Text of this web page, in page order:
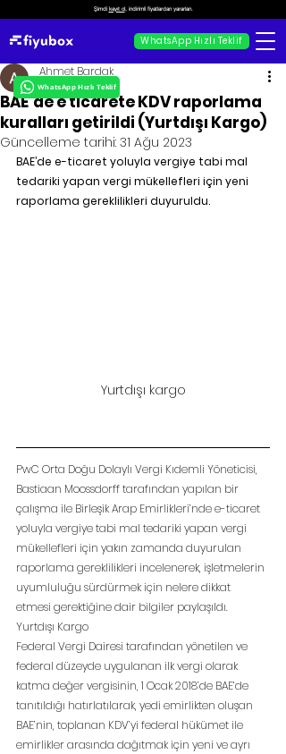
Şimdi kayıt ol, indirimli fiyatlardan yararlan.
WhatsApp Hızlı Teklif
BAE’de e ticarete KDV raporlama
kuralları getirildi (Yurtdışı Kargo)
Ahmet Bardak
Güncelleme tarihi: 31 Ağu 2023
BAE’de e-ticaret yoluyla vergiye tabi mal
tedariki yapan vergi mükellefleri için yeni
raporlama gereklilikleri duyuruldu.
Yurtdışı kargo
PwC Orta Doğu Dolaylı Vergi Kıdemli Yöneticisi,
Bastiaan Moossdorff tarafından yapılan bir
çalışma ile Birleşik Arap Emirlikleri’nde e-ticaret
yoluyla vergiye tabi mal tedariki yapan vergi
mükellefleri için yakın zamanda duyurulan
raporlama gereklilikleri incelenerek, işletmelerin
uyumluluğu sürdürmek için nelere dikkat
etmesi gerektiğine dair bilgiler paylaşıldı.
Yurtdışı Kargo
Federal Vergi Dairesi tarafından yönetilen ve
federal düzeyde uygulanan ilk vergi olarak
katma değer vergisinin, 1 Ocak 2018’de BAE‘de
tanıtıldığı hatırlatılarak, yedi emirlikten oluşan
BAE’nin, toplanan KDV’yi federal hükümet ile
emirlikler arasında dağıtmak için yeni ve ayrı
WhatsApp Hızlı Teklif